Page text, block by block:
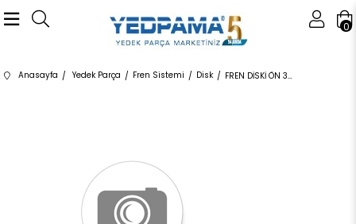
0
Anasayfa Yedek Parça Fren Sistemi Disk FREN DİSKİ ÖN 34116792217 34116792217 34116792217 E90,E91,E92,E93,F20,F22,F23,F30,F31,F32,F33,F36,E8 1.6,1.8,2.0 2012-